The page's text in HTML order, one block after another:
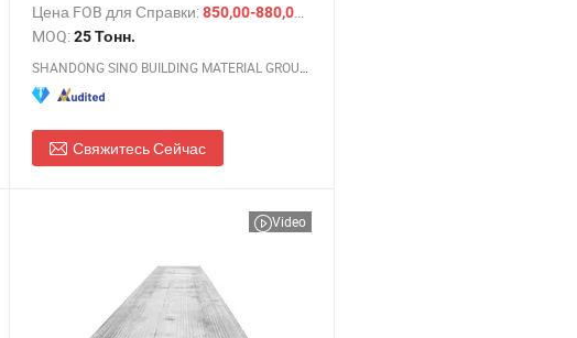
/ Тонн.
качественный железный ППГИ
нержавеющая сталь цена
профилированного кровельного листа
Цена FOB для Справки:850,00-880,00 $
MOQ:25 Тонн.
Свяжитесь Сейчас
Video